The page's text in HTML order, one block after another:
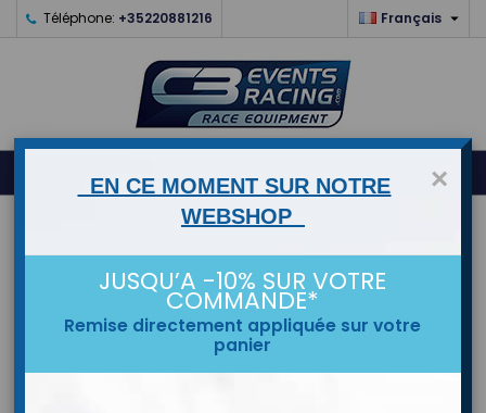
Téléphone: +35220881216 Français 
  ×
EN CE MOMENT SUR NOTRE
WEBSHOP
JUSQU’A -10% SUR VOTRE
COMMANDE*
Remise directement appliquée sur votre
panier